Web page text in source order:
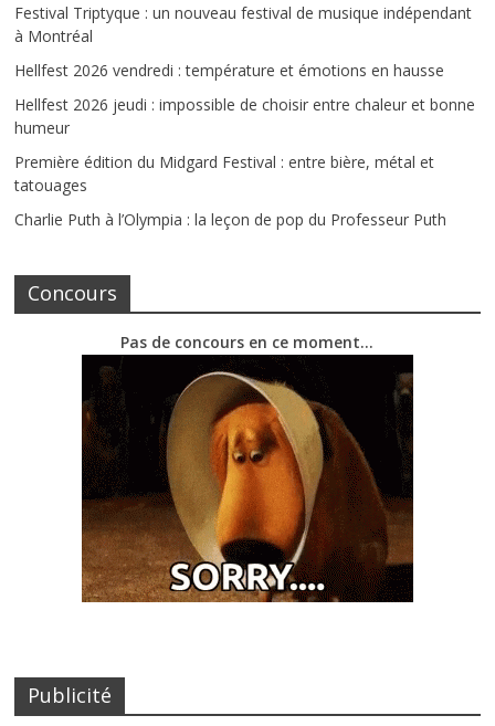
Festival Triptyque : un nouveau festival de musique indépendant
à Montréal
Hellfest 2026 vendredi : température et émotions en hausse
Hellfest 2026 jeudi : impossible de choisir entre chaleur et bonne
humeur
Première édition du Midgard Festival : entre bière, métal et
tatouages
Charlie Puth à l’Olympia : la leçon de pop du Professeur Puth
Concours
Pas de concours en ce moment…
Publicité